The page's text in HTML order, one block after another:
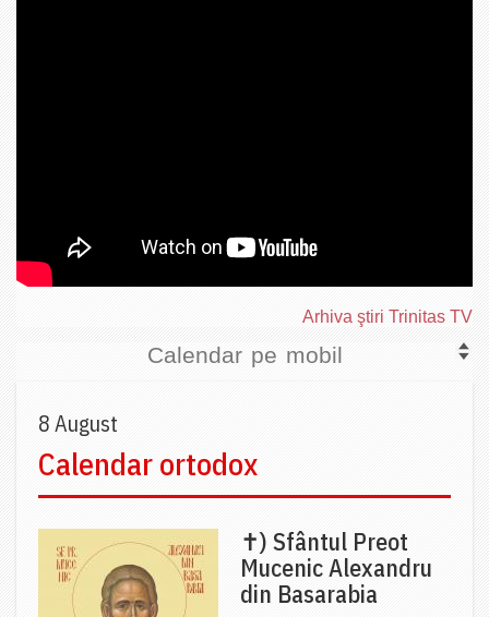
Arhiva ştiri Trinitas TV
Calendar pe mobil
8 August
Calendar ortodox
✝) Sfântul Preot
Mucenic Alexandru
din Basarabia